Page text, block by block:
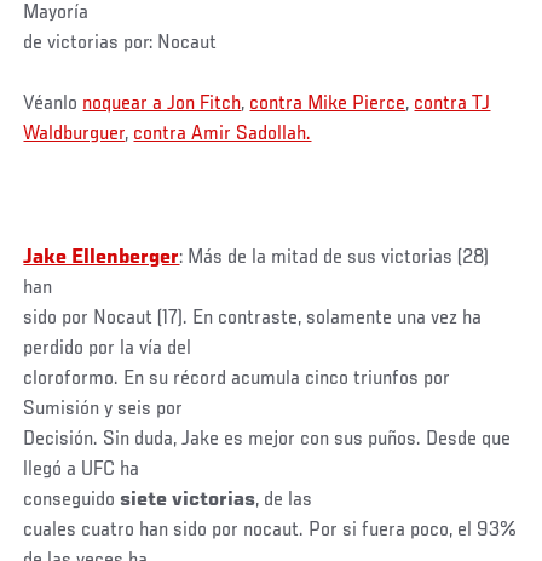
Mayoría
de victorias por: Nocaut
Véanlo noquear a Jon Fitch, contra Mike Pierce, contra TJ
Waldburguer, contra Amir Sadollah.
Jake Ellenberger: Más de la mitad de sus victorias (28)
han
sido por Nocaut (17). En contraste, solamente una vez ha
perdido por la vía del
cloroformo. En su récord acumula cinco triunfos por
Sumisión y seis por
Decisión. Sin duda, Jake es mejor con sus puños. Desde que
llegó a UFC ha
conseguidosiete victorias, de las
cuales cuatro han sido por nocaut. Por si fuera poco, el 93%